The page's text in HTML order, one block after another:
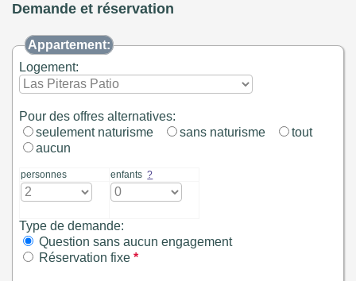
Demande et réservation
Appartement:
Logement:
Pour des offres alternatives:
seulement naturisme
sans naturisme
tout
aucun
personnes enfants?
Type de demande:
Question sans aucun engagement
Réservation fixe*